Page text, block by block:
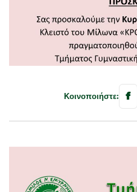
Κοινοποιήστε: f